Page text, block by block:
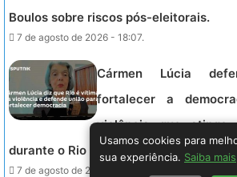
Boulos sobre riscos pós-eleitorais.
7 de agosto de 2026 - 18:07.
Cármen Lúcia
fortalecer a
violência que
durante o Rio Innovation Week.
7 de agosto de 2026 - 18:07.
Usamos cookies para
sua experiência. Saiba mais